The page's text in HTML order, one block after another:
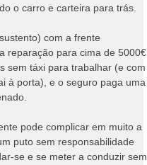
o carro e carteira para trás.
com a frente
reparação para cima de
sem táxi para trabalhar (e
à porta), e o seguro paga uma
pode complicar em muito a
puto sem responsabilidade
se e se meter a conduzir sem